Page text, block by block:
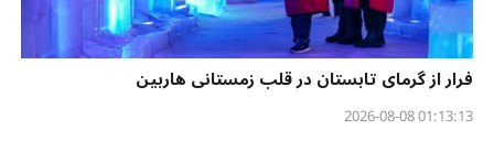
فرار از گرمای تابستان در قلب زمستانی هاربین
01:13:13 2026-08-08